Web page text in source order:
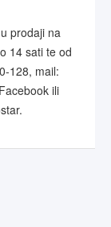
prodaji na
14 sati te od
128, mail:
ili